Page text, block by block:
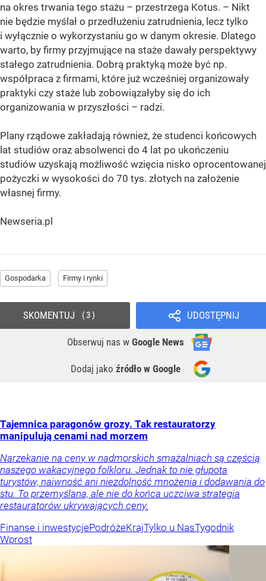
na okres trwania tego stażu – przestrzega Kotus. – Nikt
nie będzie myślał o przedłużeniu zatrudnienia, lecz tylko
i wyłącznie o wykorzystaniu go w danym okresie. Dlatego
warto, by firmy przyjmujące na staże dawały perspektywy
stałego zatrudnienia. Dobrą praktyką może być np.
współpraca z firmami, które już wcześniej organizowały
praktyki czy staże lub zobowiązałyby się do ich
organizowania w przyszłości – radzi.
Plany rządowe zakładają również, że studenci końcowych
lat studiów oraz absolwenci do 4 lat po ukończeniu
studiów uzyskają możliwość wzięcia nisko oprocentowanej
pożyczki w wysokości do 70 tys. złotych na założenie
własnej firmy.
Newseria.pl
Gospodarka Firmy i rynki
UDOSTĘPNIJ
Obserwuj nas w Google News
Dodaj jako źródło w Google
SKOMENTUJ 3
Tajemnica paragonów grozy. Tak restauratorzy
manipulują cenami nad morzem
Narzekanie na ceny w nadmorskich smażalniach są częścią
naszego wakacyjnego folkloru. Jednak to nie głupota
turystów, naiwność ani niezdolność mnożenia i dodawania do
stu. To przemyślana, ale nie do końca uczciwa strategia
restauratorów ukrywających ceny.
Finanse i inwestycjePodróżeKrajTylko u NasTygodnik
Wprost